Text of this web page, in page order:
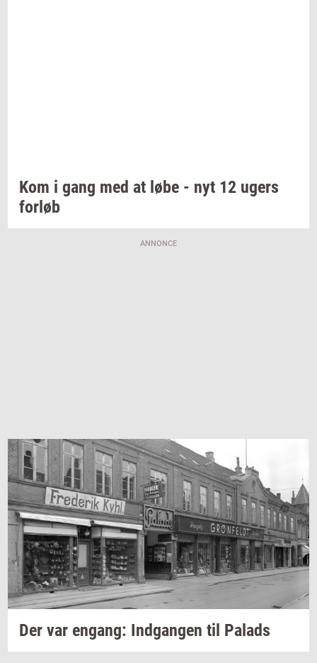
Kom i gang med at løbe - nyt 12 ugers
for­løb
ANNONCE
Der var en­gang: Ind­gan­gen til Pa­lads